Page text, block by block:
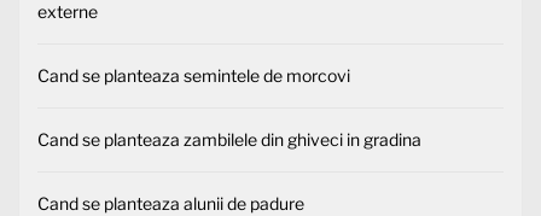
externe
Cand se planteaza semintele de morcovi
Cand se planteaza zambilele din ghiveci in gradina
Cand se planteaza alunii de padure